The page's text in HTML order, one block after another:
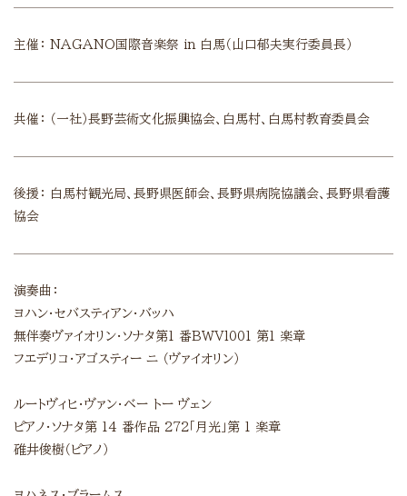
主催： NAGANO国際音楽祭 in 白馬（山口郁夫実行委員長）
共催： （一社）長野芸術文化振興協会、白馬村、白馬村教育委員会
後援：
白馬村観光局、長野県医師会、長野県病院協議会、長野県看護
協会
演奏曲：
ヨハン・セバスティアン・バッハ
無伴奏ヴァイオリン・ソナタ第1 番BWVl001 第1 楽章
フエデリコ・アゴスティー ニ （ヴァイオリン）
ルートヴィヒ・ヴァン・ベー トー ヴェン
ピアノ・ソナタ第 14 番作品 272「月光」第 1 楽章
碓井俊樹（ピアノ）